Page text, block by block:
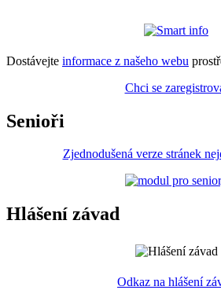
Dostávejte informace z našeho webu
Chci se
Senioři
Zjednodušená verze stránek
Hlášení závad
Odkaz na hlášení